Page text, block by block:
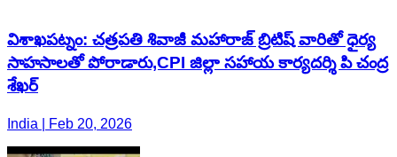
విశాఖపట్నం: చత్రపతి శివాజీ మహారాజ్ బ్రిటిష్ వారితో ధైర్య
సాహసాలతో పోరాడారు,CPI జిల్లా సహాయ కార్యదర్శి పి చంద్ర
శేఖర్
India | Feb 20, 2026